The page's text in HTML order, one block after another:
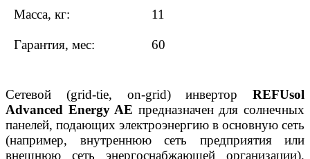
Масса, кг: 11
Гарантия, мес: 60
Сетевой (grid-tie, on-grid) инвертор REFUsol
Advanced Energy AE предназначен для солнечных
панелей, подающих электроэнергию в основную сеть
(например, внутреннюю сеть предприятия или
внешнюю сеть энергоснабжающей организации).